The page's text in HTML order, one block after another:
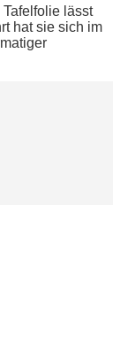
lässt
hat sie sich im